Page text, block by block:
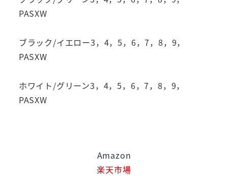
PASXW
ブラック/イエロー3，4，5，6，7，8，9，
PASXW
ホワイト/グリーン3，4，5，6，7，8，9，
PASXW
Amazon
楽天市場